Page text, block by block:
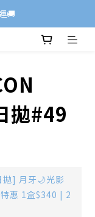
🚚
拋#49
] 月牙🌙光影
惠 1盒$340 | 2